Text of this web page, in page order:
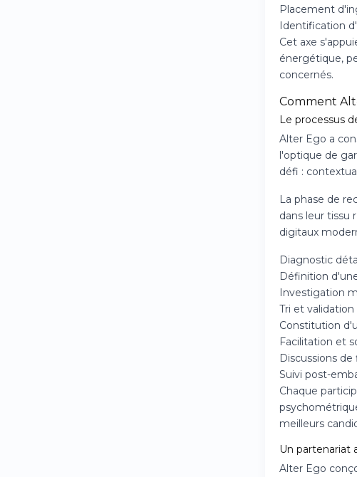
Placement
Identification
Cet axe
énergétique,
concernés.
Comment
Le processus
Alter Ego a
l'optique de
défi :
La phase de
dans leur tissu
digitaux
Diagnostic
Définition
Investigation
Tri et
Constitution
Facilitation et
Discussions
Suivi post-
Chaque
meilleurs
Un partenariat
Alter Ego